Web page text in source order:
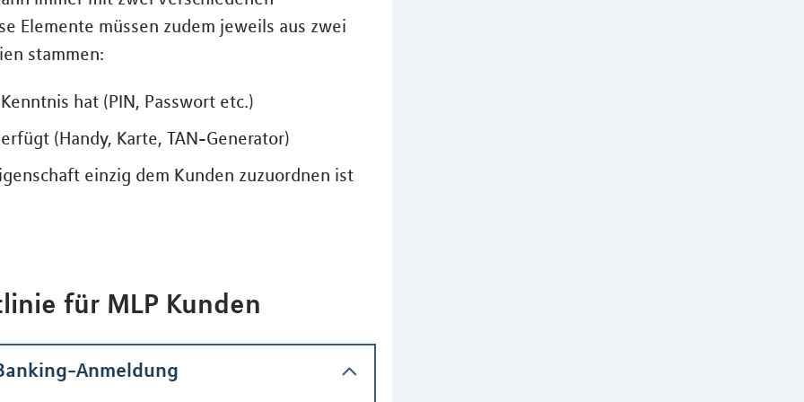
Elemente müssen zudem jeweils aus zwei
stammen:
hat (PIN, Passwort etc.)
(Handy, Karte, TAN-Generator)
einzig dem Kunden zuzuordnen ist
für MLP Kunden
Anmeldung